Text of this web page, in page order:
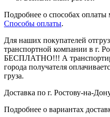
Подробнее о способах
Способы оплаты.
Для наших покупателей
транспортной компании в г.
БЕСПЛАТНО!!! А
города получателя
груза.
Доставка по г. Ростову-на-
Подробнее о вариантах